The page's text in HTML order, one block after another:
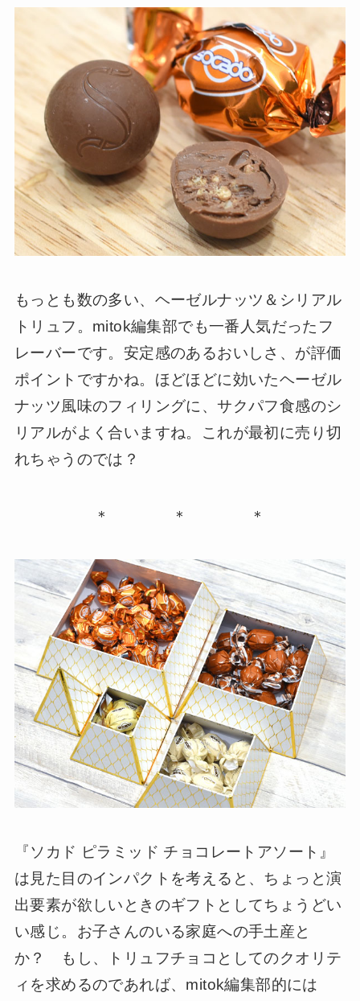
もっとも数の多い、ヘーゼルナッツ＆シリアル
トリュフ。mitok編集部でも一番人気だったフ
レーバーです。安定感のあるおいしさ、が評価
ポイントですかね。ほどほどに効いたヘーゼル
ナッツ風味のフィリングに、サクパフ食感のシ
リアルがよく合いますね。これが最初に売り切
れちゃうのでは？
＊ ＊ ＊
『ソカド ピラミッド チョコレートアソート』
は見た目のインパクトを考えると、ちょっと演
出要素が欲しいときのギフトとしてちょうどい
い感じ。お子さんのいる家庭への手土産と
か？ もし、トリュフチョコとしてのクオリテ
ィを求めるのであれば、mitok編集部的には